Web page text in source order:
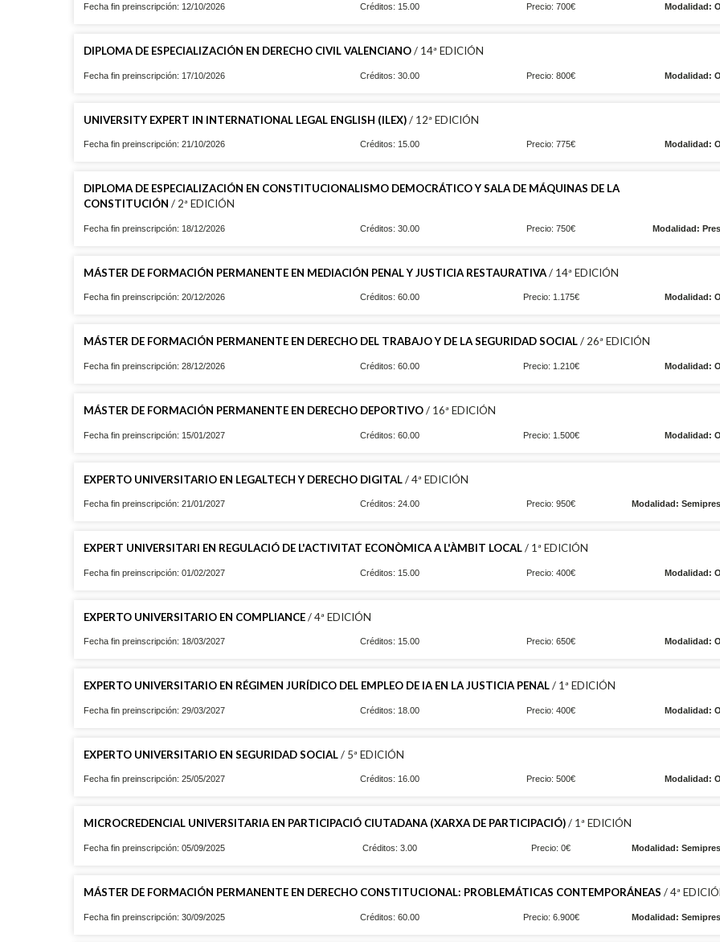
Fecha fin preinscripción: 12/10/2026 Créditos: 15.00 Precio: 700€ Modalidad:
DIPLOMA DE ESPECIALIZACIÓN EN DERECHO CIVIL VALENCIANO/ 14ª EDICIÓN
Fecha fin preinscripción: 17/10/2026 Créditos: 30.00 Precio: 800€ Modalidad:
UNIVERSITY EXPERT IN INTERNATIONAL LEGAL ENGLISH (ILEX)/ 12ª EDICIÓN
Fecha fin preinscripción: 21/10/2026 Créditos: 15.00 Precio: 775€ Modalidad:
DIPLOMA DE ESPECIALIZACIÓN EN CONSTITUCIONALISMO DEMOCRÁTICO Y SALA DE MÁQUINAS DE LA
CONSTITUCIÓN / 2ª EDICIÓN
Fecha fin preinscripción: 18/12/2026 Créditos: 30.00 Precio: 750€ Modalidad:
MÁSTER DE FORMACIÓN PERMANENTE EN MEDIACIÓN PENAL Y JUSTICIA RESTAURATIVA/ 14ª EDICIÓN
Fecha fin preinscripción: 20/12/2026 Créditos: 60.00 Precio: 1.175€ Modalidad:
MÁSTER DE FORMACIÓN PERMANENTE EN DERECHO DEL TRABAJO Y DE LA SEGURIDAD SOCIAL/ 26ª EDICIÓN
Fecha fin preinscripción: 28/12/2026 Créditos: 60.00 Precio: 1.210€ Modalidad:
MÁSTER DE FORMACIÓN PERMANENTE EN DERECHO DEPORTIVO/ 16ª EDICIÓN
Fecha fin preinscripción: 15/01/2027 Créditos: 60.00 Precio: 1.500€ Modalidad:
EXPERTO UNIVERSITARIO EN LEGALTECH Y DERECHO DIGITAL/ 4ª EDICIÓN
Fecha fin preinscripción: 21/01/2027 Créditos: 24.00 Precio: 950€ Modalidad:
EXPERT UNIVERSITARI EN REGULACIÓ DE L'ACTIVITAT ECONÒMICA A L'ÀMBIT LOCAL/ 1ª EDICIÓN
Fecha fin preinscripción: 01/02/2027 Créditos: 15.00 Precio: 400€ Modalidad:
EXPERTO UNIVERSITARIO EN COMPLIANCE/ 4ª EDICIÓN
Fecha fin preinscripción: 18/03/2027 Créditos: 15.00 Precio: 650€ Modalidad:
EXPERTO UNIVERSITARIO EN RÉGIMEN JURÍDICO DEL EMPLEO DE IA EN LA JUSTICIA PENAL/ 1ª EDICIÓN
Fecha fin preinscripción: 29/03/2027 Créditos: 18.00 Precio: 400€ Modalidad:
EXPERTO UNIVERSITARIO EN SEGURIDAD SOCIAL/ 5ª EDICIÓN
Fecha fin preinscripción: 25/05/2027 Créditos: 16.00 Precio: 500€ Modalidad:
MICROCREDENCIAL UNIVERSITARIA EN PARTICIPACIÓ CIUTADANA (XARXA DE PARTICIPACIÓ)/ 1ª EDICIÓN
Fecha fin preinscripción: 05/09/2025 Créditos: 3.00 Precio: 0€ Modalidad:
MÁSTER DE FORMACIÓN PERMANENTE EN DERECHO CONSTITUCIONAL: PROBLEMÁTICAS CONTEMPORÁNEAS / 4ª
Fecha fin preinscripción: 30/09/2025 Créditos: 60.00 Precio: 6.900€ Modalidad: